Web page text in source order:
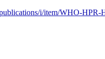
i/item/WHO-HPR-